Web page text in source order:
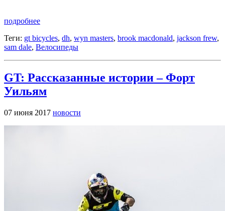
подробнее
Теги: gt bicycles, dh, wyn masters, brook macdonald, jackson frew,
sam dale, Велосипеды
GT: Рассказанные истории – Форт
Уильям
07 июня 2017 новости